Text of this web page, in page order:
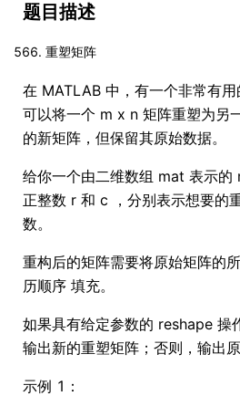
题目描述
重塑矩阵
在 MATLAB 中，有一个非常有
可以将一个 m x n 矩阵重塑为另
的新矩阵，但保留其原始数据。
给你一个由二维数组 mat 表示的
正整数 r 和 c ，分别表示想要的
数。
重构后的矩阵需要将原始矩阵的
历顺序 填充。
如果具有给定参数的 reshape 操
输出新的重塑矩阵；否则，输出原
示例 1：